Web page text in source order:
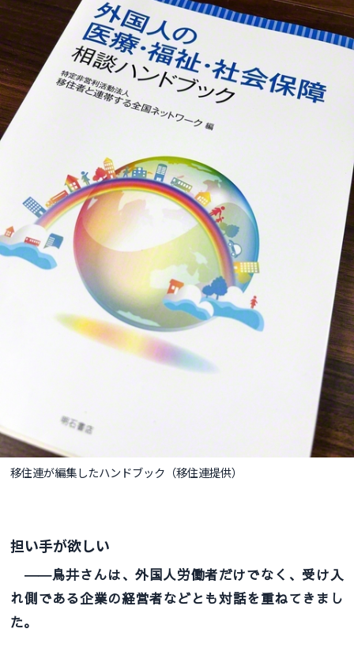
移住連が編集したハンドブック（移住連提供）
担い手が欲しい
――鳥井さんは、外国人労働者だけでなく、受け入
れ側である企業の経営者などとも対話を重ねてきまし
た。